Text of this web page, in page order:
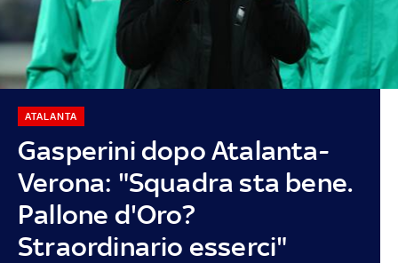
Gasperini dopo Atalanta-
Verona: "Squadra sta bene.
Pallone d'Oro?
Straordinario esserci"
ATALANTA